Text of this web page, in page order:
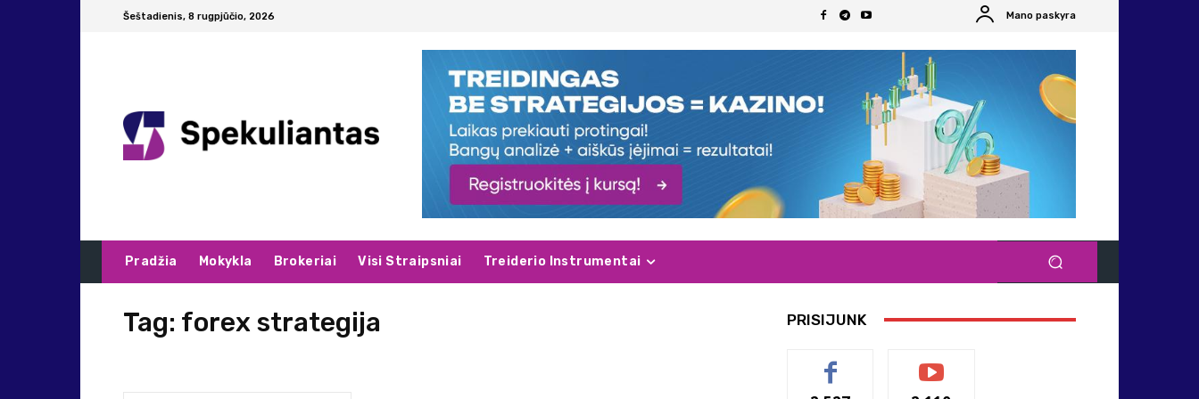
Šeštadienis, 8 rugpjūčio, 2026 Mano paskyra
Pradžia Mokykla Brokeriai Visi Straipsniai Treiderio Instrumentai
Tag: forex strategija PRISIJUNK